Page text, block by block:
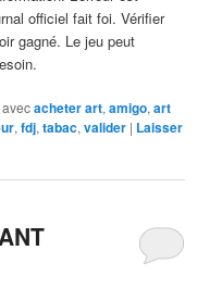
officiel fait foi. Vérifier
gagné. Le jeu peut
acheter art,amigo,art
,fdj,tabac,valider | Laisser